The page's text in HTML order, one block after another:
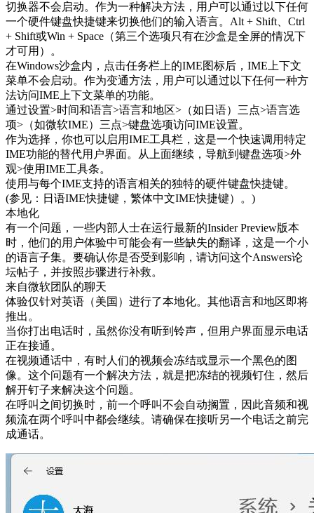
切换器不会启动。作为一种解决方法，用户可以通过以下任何
一个硬件键盘快捷键来切换他们的输入语言。Alt + Shift、Ctrl
+ Shift或Win + Space（第三个选项只有在沙盒是全屏的情况下
才可用）。
在Windows沙盒内，点击任务栏上的IME图标后，IME上下文
菜单不会启动。作为变通方法，用户可以通过以下任何一种方
法访问IME上下文菜单的功能。
通过设置>时间和语言>语言和地区>（如日语）三点>语言选
项>（如微软IME）三点>键盘选项访问IME设置。
作为选择，你也可以启用IME工具栏，这是一个快速调用特定
IME功能的替代用户界面。从上面继续，导航到键盘选项>外
观>使用IME工具条。
使用与每个IME支持的语言相关的独特的硬件键盘快捷键。
(参见：日语IME快捷键，繁体中文IME快捷键）。)
本地化
有一个问题，一些内部人士在运行最新的Insider Preview版本
时，他们的用户体验中可能会有一些缺失的翻译，这是一个小
的语言子集。要确认你是否受到影响，请访问这个Answers论
坛帖子，并按照步骤进行补救。
来自微软团队的聊天
体验仅针对英语（美国）进行了本地化。其他语言和地区即将
推出。
当你打出电话时，虽然你没有听到铃声，但用户界面显示电话
正在接通。
在视频通话中，有时人们的视频会冻结或显示一个黑色的图
像。这个问题有一个解决方法，就是把冻结的视频钉住，然后
解开钉子来解决这个问题。
在呼叫之间切换时，前一个呼叫不会自动搁置，因此音频和视
频流在两个呼叫中都会继续。请确保在接听另一个电话之前完
成通话。